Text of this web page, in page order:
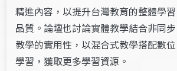
精進內容，以提升台灣教育的整體學習
品質。論壇也討論實體教學結合非同步
教學的實用性，以混合式教學搭配數位
學習，獲取更多學習資源。